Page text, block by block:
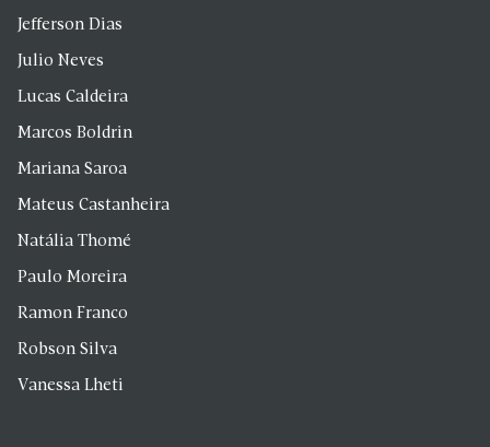
Jefferson Dias
Julio Neves
Lucas Caldeira
Marcos Boldrin
Mariana Saroa
Mateus Castanheira
Natália Thomé
Paulo Moreira
Ramon Franco
Robson Silva
Vanessa Lheti